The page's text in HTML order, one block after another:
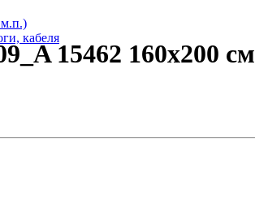
м.п.)
кабеля
15462 160х200 см